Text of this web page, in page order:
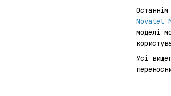
Novatel
моделі
Усі